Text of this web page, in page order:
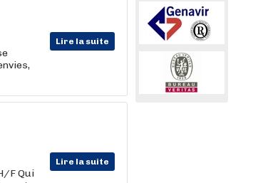
Lire la suite
Lire la suite
F Qui